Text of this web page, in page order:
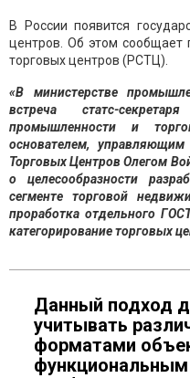
В России появится
центров. Об этом сообщает
торговых центров (РСТЦ).
«В министерстве
встреча статс-
промышленности и
основателем,
Торговых Центров Олегом
о целесообразности
сегменте торговой
проработка отдельного
категорирование торговых
Данный подход
учитывать
форматами